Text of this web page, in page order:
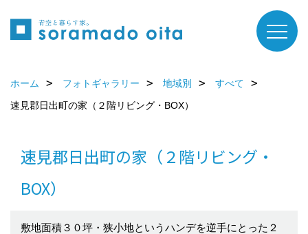
ホーム フォトギャラリー 地域別
すべて
速見郡日出町の家（２階リビング・BOX）
速見郡日出町の家（２階リビング・
BOX）
敷地面積３０坪・狭小地というハンデを逆手にとった２